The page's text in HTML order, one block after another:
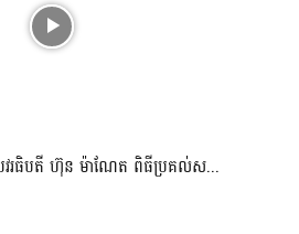
វរធិបតី ហ៊ុន ម៉ាណែត ពិធីប្រគល់ស...